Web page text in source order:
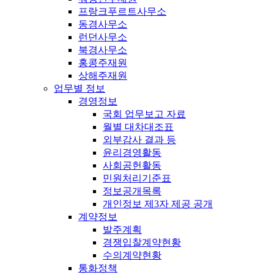
프랑크푸르트사무소
동경사무소
런던사무소
북경사무소
홍콩주재원
상해주재원
업무별 정보
경영정보
국회 업무보고 자료
월별 대차대조표
외부감사 결과 등
윤리경영활동
사회공헌활동
민원처리기준표
정보공개목록
개인정보 제3자 제공 공개
계약정보
발주계획
경쟁입찰계약현황
수의계약현황
통화정책